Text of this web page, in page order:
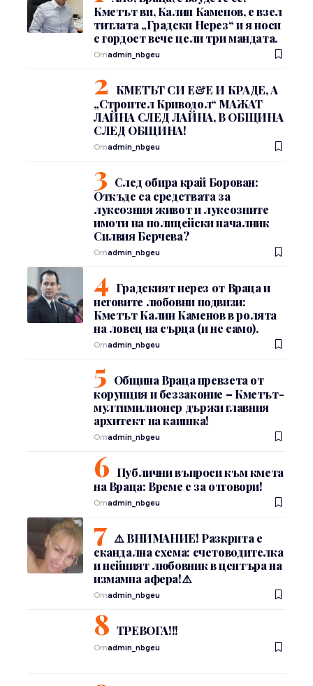
Кметът ви, Калин Каменов, е взел
титлата „Градски Нерез“ и я носи
с гордост вече цели три мандата.
Отadmin_nbgeu
КМЕТЪТ СИ Е&Е И КРАДЕ, А
„Строител Криводол“ МАЖАТ
ЛАЙНА СЛЕД ЛАЙНА, В ОБЩИНА
СЛЕД ОБЩИНА!
Отadmin_nbgeu
След обира край Борован:
Откъде са средствата за
луксозния живот и луксозните
имоти на полицейски началник
Силвия Берчева?
Отadmin_nbgeu
Градският нерез от Враца и
неговите любовни подвизи:
Кметът Калин Каменов в ролята
на ловец на сърца (и не само).
Отadmin_nbgeu
Община Враца превзета от
корупция и беззаконие – Кметът-
мултимилионер държи главния
архитект на каишка!
Отadmin_nbgeu
Публични въпроси към кмета
на Враца: Време е за отговори!
Отadmin_nbgeu
⚠️ ВНИМАНИЕ! Разкрита е
скандална схема: счетоводителка
и нейният любовник в центъра на
измамна афера!⚠️
Отadmin_nbgeu
ТРЕВОГА!!!
Отadmin_nbgeu